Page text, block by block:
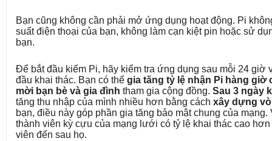
Bạn cũng không cần phải mở ứng dụng hoạt động. Pi
suất điện thoại của bạn, không làm cạn kiệt pin hoặc sử
bạn.
Để bắt đầu kiếm Pi, hãy kiểm tra ứng dụng sau mỗi 24 giờ
đầu khai thác. Bạn có thể gia tăng tỷ lệ nhận Pi hàng giờ
mời bạn bè và gia đình tham gia cộng đồng. Sau 3 ngày
tăng thu nhập của mình nhiều hơn bằng cách xây dựng
bạn, điều này góp phần gia tăng bảo mật chung của
thành viên kỳ cựu của mạng lưới có tỷ lệ khai thác cao
viên đến sau họ.